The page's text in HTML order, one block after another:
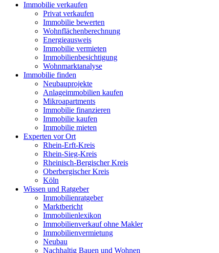
Immobilie verkaufen
Privat verkaufen
Immobilie bewerten
Wohnflächenberechnung
Energieausweis
Immobilie vermieten
Immobilienbesichtigung
Wohnmarktanalyse
Immobilie finden
Neubauprojekte
Anlageimmobilien kaufen
Mikroapartments
Immobilie finanzieren
Immobilie kaufen
Immobilie mieten
Experten vor Ort
Rhein-Erft-Kreis
Rhein-Sieg-Kreis
Rheinisch-Bergischer Kreis
Oberbergischer Kreis
Köln
Wissen und Ratgeber
Immobilienratgeber
Marktbericht
Immobilienlexikon
Immobilienverkauf ohne Makler
Immobilienvermietung
Neubau
Nachhaltig Bauen und Wohnen